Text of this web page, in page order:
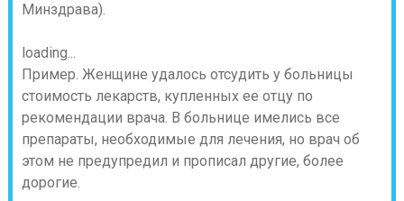
Минздрава).
loading...
Пример. Женщине удалось отсудить у больницы
стоимость лекарств, купленных ее отцу по
рекомендации врача. В больнице имелись все
препараты, необходимые для лечения, но врач об
этом не предупредил и прописал другие, более
дорогие.